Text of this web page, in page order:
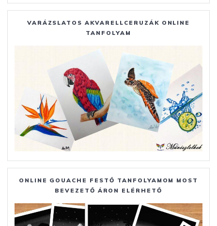
VARÁZSLATOS AKVARELLCERUZÁK ONLINE
TANFOLYAM
ONLINE GOUACHE FESTŐ TANFOLYAMOM MOST
BEVEZETŐ ÁRON ELÉRHETŐ